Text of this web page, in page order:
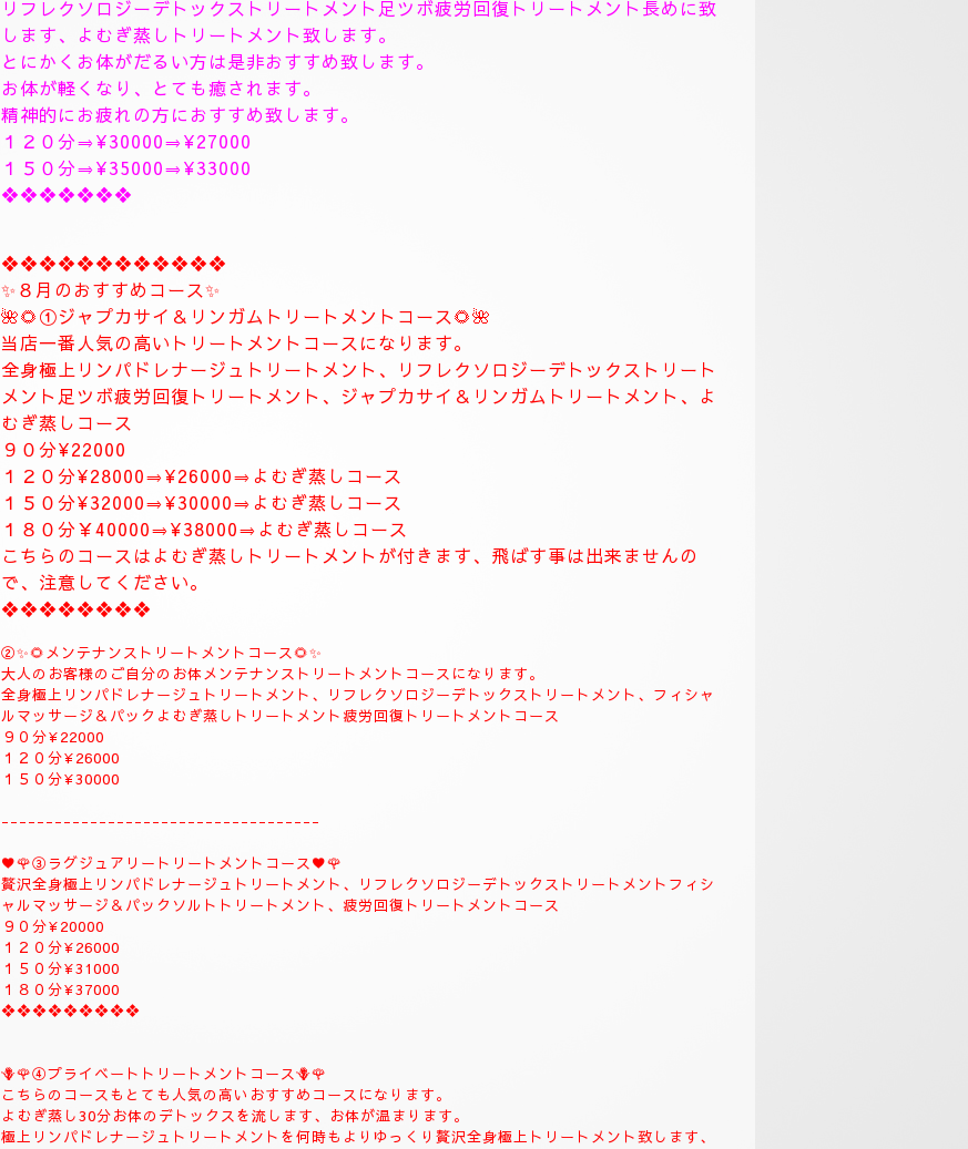
🌺🌻✨８月７日金曜日🌻✨🌺
空きお時間になります。
夜は埋まっております🩷
本日の営業は満員御礼終了致します。
ありがとうございます。
明日もよろしくお願い致します。
出張＆ルームのご予約のお電話お待ちしています。
❖❖❖❖❖❖❖❖❖❖❖❖❖❖
🥀🌹新しいコース🥀🌹
こちらのコースとても人気の高いトリートメントコースになります。
🥀🌹極上全身リンパドレナージュトリートメントコース🥀🌹
全身極上全身リンパドレナージュトリートメント致します、何時もより長めに全身極
上リンパドレナージュトリートメント致します
リフレクソロジーデトックストリートメント足ツボ疲労回復トリートメント長めに致
します、よむぎ蒸しトリートメント致します。
とにかくお体がだるい方は是非おすすめ致します。
お体が軽くなり、とても癒されます。
精神的にお疲れの方におすすめ致します。
１２０分⇒¥30000⇒¥27000
１５０分⇒¥35000⇒¥33000
❖❖❖❖❖❖❖
❖❖❖❖❖❖❖❖❖❖❖❖
✨８月のおすすめコース✨
🌺🌻①ジャプカサイ＆リンガムトリートメントコース🌻🌺
当店一番人気の高いトリートメントコースになります。
メント足ツボ疲労回復トリートメント、ジャプカサイ＆リンガムトリートメント、よ
むぎ蒸しコース
９０分¥22000
１２０分¥28000⇒¥26000⇒よむぎ蒸しコース
１５０分¥32000⇒¥30000⇒よむぎ蒸しコース
１８０分￥40000⇒¥38000⇒よむぎ蒸しコース
❖❖❖❖❖❖❖❖
②✨🌻メンテナンストリートメントコース🌻✨